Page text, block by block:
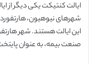
شهرهای نیوهیون،
این ایالت هستند. شهر
صنعت بیمه، به عنوان